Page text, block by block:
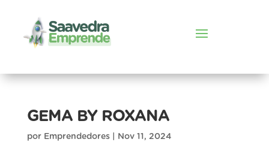
GEMA BY ROXANA
por Emprendedores| Nov 11, 2024